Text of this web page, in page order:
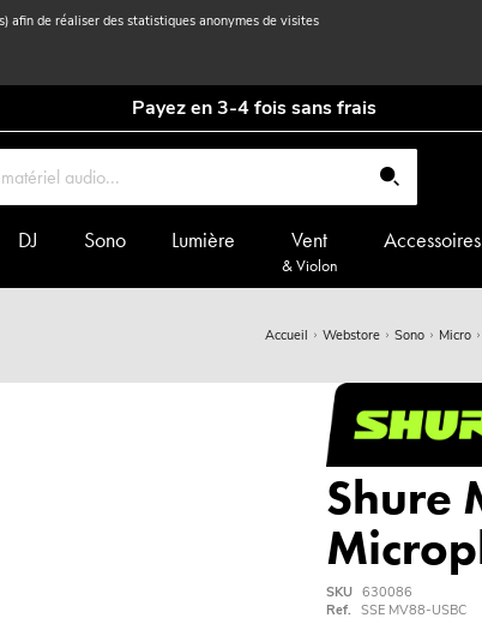
afin de réaliser des statistiques anonymes de visites
Payez en 3-4 fois sans frais
DJ Sono Lumière Vent
& Violon
Accessoires
Accueil Webstore Sono Micro
Shure
SKU 630086
Ref. SSE MV88-USBC